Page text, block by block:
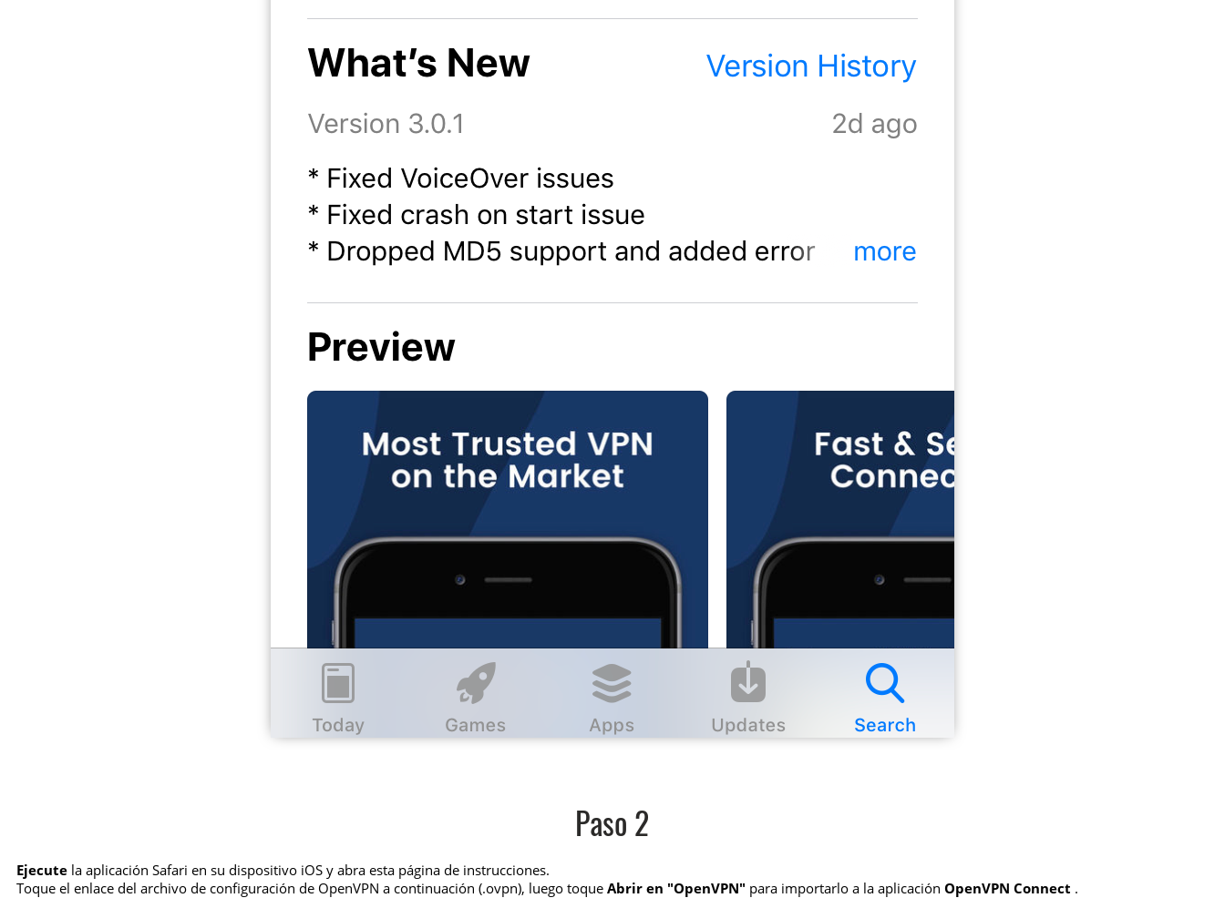
Paso 2
Ejecute la aplicación Safari en su dispositivo iOS y abra esta página de instrucciones.
Toque el enlace del archivo de configuración de OpenVPN a continuación (.ovpn), luego toqueAbrir en "OpenVPN" para importarlo a la aplicaciónOpenVPN Connect .